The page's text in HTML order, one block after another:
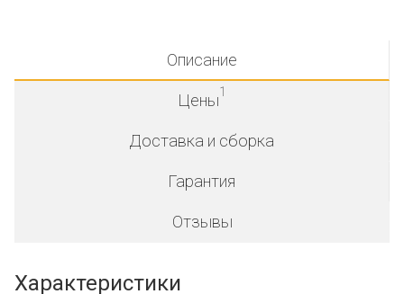
Описание
Цены1
Доставка и сборка
Гарантия
Отзывы
Характеристики